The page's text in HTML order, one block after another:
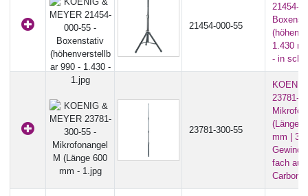
21454-000-55
21454-
1.430
- in
23781-300-55
23781-
(Länge
mm | 3/
fach
Carbon)